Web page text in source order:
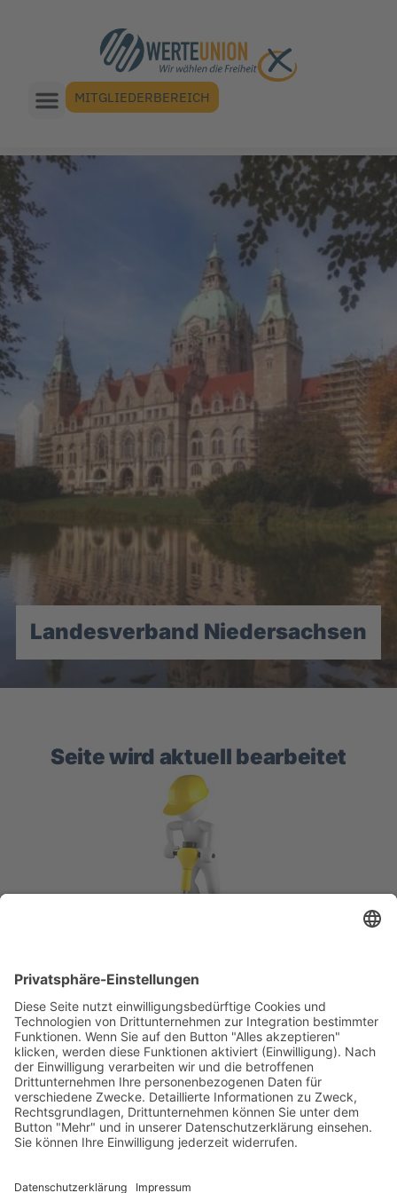
MITGLIEDERBEREICH
Landesverband Niedersachsen
Seite wird aktuell bearbeitet
Wie bemühen uns, die
Inhalte schnellstmöglich
wieder zur Verfügung zu
stellen.